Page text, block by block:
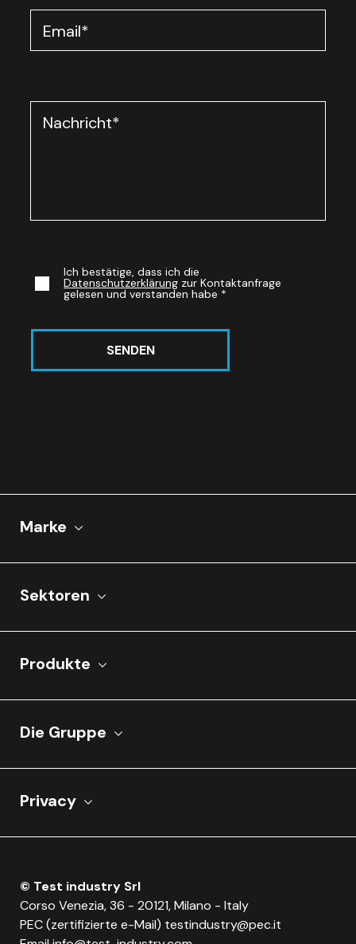
Email*
Nachricht*
Ich bestätige, dass ich die
Datenschutzerklärung zur Kontaktanfrage
gelesen und verstanden habe *
SENDEN
Marke
Sektoren
Produkte
Die Gruppe
Privacy
© Test industry Srl
Corso Venezia, 36 - 20121, Milano - Italy
PEC (zertifizierte e-Mail) testindustry@pec.it